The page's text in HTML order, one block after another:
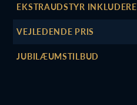
EKSTRAUDSTYR
VEJLEDENDE PRIS
JUBILÆUMSTILBUD